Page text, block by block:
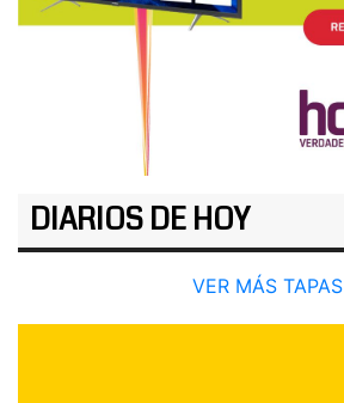
DIARIOS DE HOY
VER MÁS TAPAS